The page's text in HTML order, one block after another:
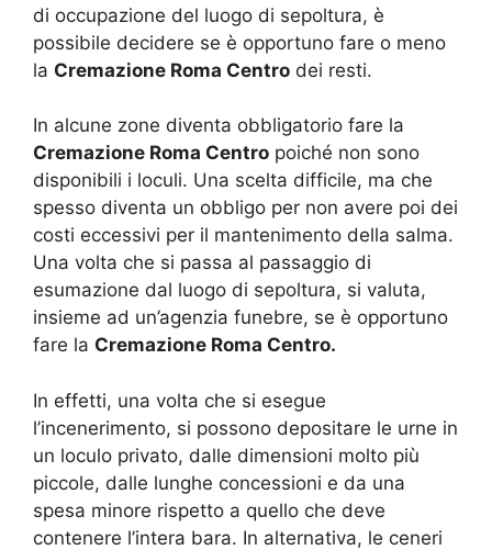
di occupazione del luogo di sepoltura, è
possibile decidere se è opportuno fare o meno
la Cremazione Roma Centro dei resti.
In alcune zone diventa obbligatorio fare la
Cremazione Roma Centro poiché non sono
disponibili i loculi. Una scelta difficile, ma che
spesso diventa un obbligo per non avere poi dei
costi eccessivi per il mantenimento della salma.
Una volta che si passa al passaggio di
esumazione dal luogo di sepoltura, si valuta,
insieme ad un’agenzia funebre, se è opportuno
fare la Cremazione Roma Centro.
In effetti, una volta che si esegue
l’incenerimento, si possono depositare le urne in
un loculo privato, dalle dimensioni molto più
piccole, dalle lunghe concessioni e da una
spesa minore rispetto a quello che deve
contenere l’intera bara. In alternativa, le ceneri